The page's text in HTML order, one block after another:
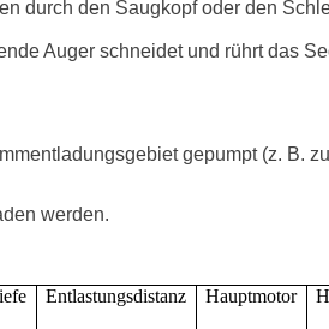
durch den Saugkopf oder den
Auger schneidet und rührt das
gepumpt (z. B.
werden.
Entlastungsdistanz Hauptmotor